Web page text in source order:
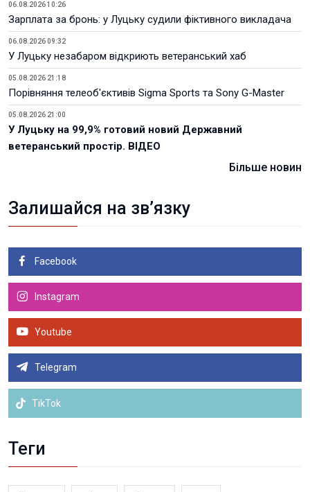
06.08.2026 10:26
Зарплата за бронь: у Луцьку судили фіктивного викладача
06.08.2026 09:32
У Луцьку незабаром відкриють ветеранський хаб
05.08.2026 21:18
Порівняння телеоб'єктивів Sigma Sports та Sony G-Master
05.08.2026 21:00
У Луцьку на 99,9% готовий новий Державний
ветеранський простір. ВІДЕО
Більше новин
Залишайся на зв’язку
Facebook
Instagram
Youtube
Telegram
TikTok
Теги